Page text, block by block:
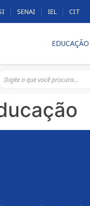
SENAI IEL CIT
EDUCAÇÃO